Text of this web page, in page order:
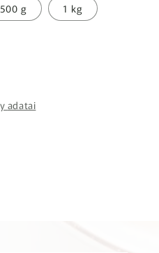
500 g 1 kg
Teakereskedés és átvevőhely adatai